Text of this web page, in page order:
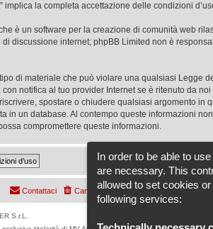
la completa accettazione delle condizioni
è un software per la creazione di comunità web
di discussione internet; phpBB Limited non è
di materiale che può violare una qualsiasi Legge
notifica al tuo provider Internet se è ritenuto da
spostare o chiudere qualsiasi argomento in
in un database. Al contempo queste informazioni
compromettere queste informazioni.
Cookie-Settings
Cancella cookie
Contattaci
S.r.L.
In order to be able to
are necessary. This
allowed to set cookies
following services: